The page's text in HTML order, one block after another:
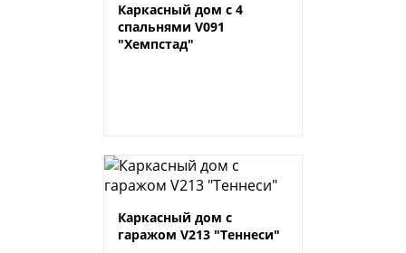
Каркасный дом с 4
спальнями V091
"Хемпстад"
Каркасный дом с
гаражом V213 "Теннеси"